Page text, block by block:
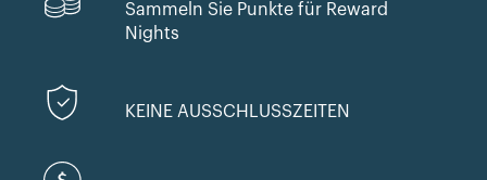
Sammeln Sie Punkte für Reward
Nights
KEINE AUSSCHLUSSZEITEN